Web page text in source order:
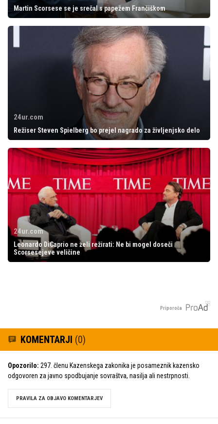
Martin Scorsese se je srečal s papežem Frančiškom
24ur.com
Režiser Steven Spielberg bo prejel nagrado za življenjsko delo
24ur.com
Leonardo DiCaprio ne želi režirati: Ne bi mogel doseči
Scorsesejeve veličine
Priporoča
KOMENTARJI (0)
Opozorilo: 297. členu Kazenskega zakonika je posameznik kazensko
odgovoren za javno spodbujanje sovraštva, nasilja ali nestrpnosti.
PRAVILA ZA OBJAVO KOMENTARJEV